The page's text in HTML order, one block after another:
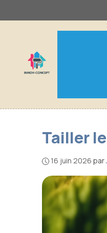
au
Tailler
16 juin 2026 par